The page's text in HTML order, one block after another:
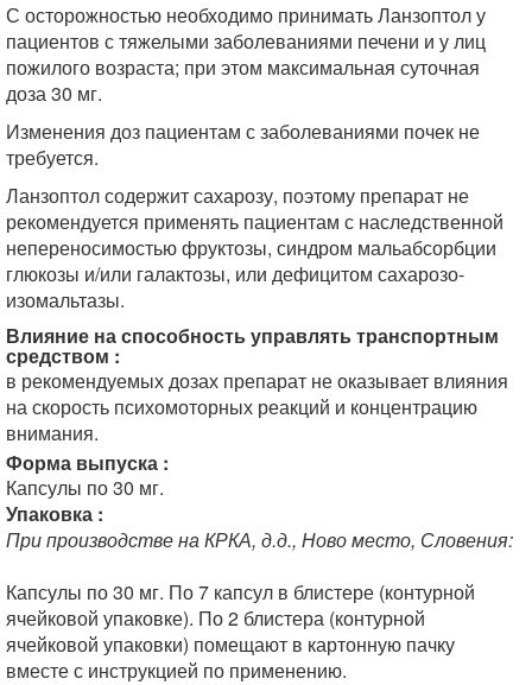
С осторожностью необходимо принимать Ланзоптол у
пациентов с тяжелыми заболеваниями печени и у лиц
пожилого возраста; при этом максимальная суточная
доза 30 мг.
Изменения доз пациентам с заболеваниями почек не
требуется.
Ланзоптол содержит сахарозу, поэтому препарат не
рекомендуется применять пациентам с наследственной
непереносимостью фруктозы, синдром мальабсорбции
глюкозы и/или галактозы, или дефицитом сахарозо-
изомальтазы.
Влияние на способность управлять транспортным
средством :
в рекомендуемых дозах препарат не оказывает влияния
на скорость психомоторных реакций и концентрацию
внимания.
Форма выпуска :
Капсулы по 30 мг.
Упаковка :
При производстве на КРКА, д.д., Ново место, Словения:
Капсулы по 30 мг. По 7 капсул в блистере (контурной
ячейковой упаковке). По 2 блистера (контурной
ячейковой упаковки) помещают в картонную пачку
вместе с инструкцией по применению.